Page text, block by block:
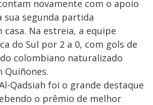
novamente com o apoio
sua segunda partida
casa. Na estreia, a equipe
do Sul por 2 a 0, com gols de
do colombiano naturalizado
Quiñones.
Qadsiah foi o grande destaque
o prêmio de melhor